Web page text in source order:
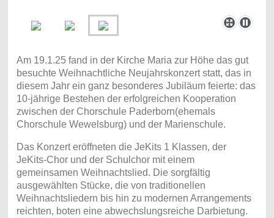
Am 19.1.25 fand in der Kirche Maria zur Höhe das gut
besuchte Weihnachtliche Neujahrskonzert statt, das in
diesem Jahr ein ganz besonderes Jubiläum feierte: das
10-jährige Bestehen der erfolgreichen Kooperation
zwischen der Chorschule Paderborn(ehemals
Chorschule Wewelsburg) und der Marienschule.
Das Konzert eröffneten die JeKits 1 Klassen, der
JeKits-Chor und der Schulchor mit einem
gemeinsamen Weihnachtslied. Die sorgfältig
ausgewählten Stücke, die von traditionellen
Weihnachtsliedern bis hin zu modernen Arrangements
reichten, boten eine abwechslungsreiche Darbietung.